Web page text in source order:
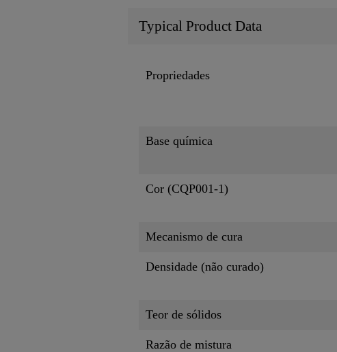
Typical Product Data
Propriedades
Base química
Cor (CQP001-1)
Mecanismo de cura
Densidade (não curado)
Teor de sólidos
Razão de mistura